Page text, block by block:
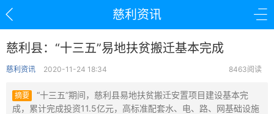
慈利资讯
慈利县：“十三五”易地扶贫搬迁基本完成
慈利资讯 2020-11-24 18:34 8463阅读
摘要
“十三五”期间，慈利县易地扶贫搬迁安置项目建设基本完
成，累计完成投资11.5亿元，高标准配套水、电、路、网基础设施